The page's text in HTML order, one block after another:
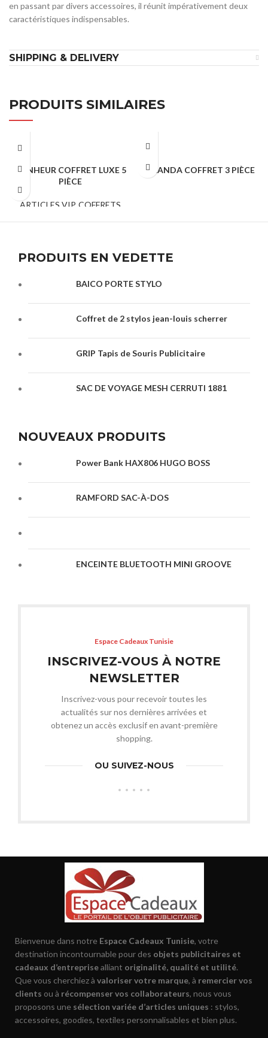
en passant par divers accessoires, il réunit impérativement deux
caractéristiques indispensables.
SHIPPING & DELIVERY
PRODUITS SIMILAIRES
BONHEUR COFFRET LUXE 5
PIÈCE
ARTICLES VIP, COFFRETS
MIRANDA COFFRET 3 PIÈCE
PRODUITS EN VEDETTE
BAICO PORTE STYLO
Coffret de 2 stylos jean-louis scherrer
GRIP Tapis de Souris Publicitaire
SAC DE VOYAGE MESH CERRUTI 1881
NOUVEAUX PRODUITS
Power Bank HAX806 HUGO BOSS
RAMFORD SAC-À-DOS
ENCEINTE BLUETOOTH MINI GROOVE
Espace Cadeaux Tunisie
INSCRIVEZ-VOUS À NOTRE
NEWSLETTER
Inscrivez-vous pour recevoir toutes les
actualités sur nos dernières arrivées et
obtenez un accès exclusif en avant-première
shopping.
OU SUIVEZ-NOUS
Bienvenue dans notre Espace Cadeaux Tunisie, votre
destination incontournable pour des objets publicitaires et
cadeaux d’entreprisealliant originalité, qualité et utilité.
Que vous cherchiez à valoriser votre marque, à remercier vos
clients ou à récompenser vos collaborateurs, nous vous
proposons une sélection variée d’articles uniques : stylos,
accessoires, goodies, textiles personnalisables et bien plus.